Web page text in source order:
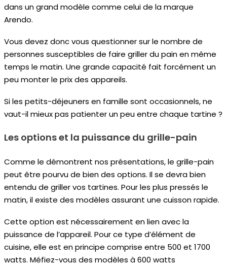
dans un grand modèle comme celui de la marque
Arendo.
Vous devez donc vous questionner sur le nombre de
personnes susceptibles de faire griller du pain en même
temps le matin. Une grande capacité fait forcément un
peu monter le prix des appareils.
Si les petits-déjeuners en famille sont occasionnels, ne
vaut-il mieux pas patienter un peu entre chaque tartine ?
Les options et la puissance du grille-pain
Comme le démontrent nos présentations, le grille-pain
peut être pourvu de bien des options. Il se devra bien
entendu de griller vos tartines. Pour les plus pressés le
matin, il existe des modèles assurant une cuisson rapide.
Cette option est nécessairement en lien avec la
puissance de l’appareil. Pour ce type d’élément de
cuisine, elle est en principe comprise entre 500 et 1700
watts. Méfiez-vous des modèles à 600 watts